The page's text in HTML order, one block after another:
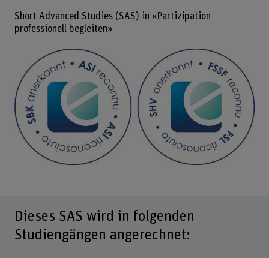
Short Advanced Studies (SAS) in «Partizipation
professionell begleiten»
Dieses SAS wird in folgenden
Studiengängen angerechnet: